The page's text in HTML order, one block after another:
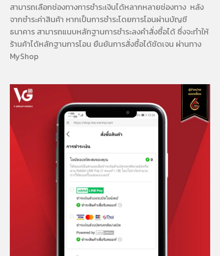
สามารถเลือกช่องทางการชำระเงินได้หลากหลายช่องทาง หลัง
จากชำระค่าสินค้า หากเป็นการชำระโดยการโอนผ่านบัญชี
ธนาคาร สามารถแนบหลักฐานการชำระลงคำสั่งซื้อได้ ซึ่งจะทำให้
ร้านค้าได้หลักฐานการโอน ยืนยันการสั่งซื้อได้ชัดเจน ผ่านทาง
MyShop